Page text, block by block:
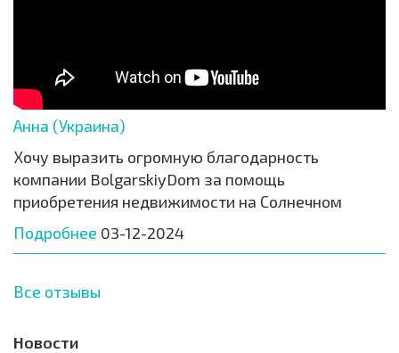
Анна (Украина)
Хочу выразить огромную благодарность
компании BolgarskiyDom за помощь
приобретения недвижимости на Солнечном
Подробнее 03-12-2024
Все отзывы
Новости